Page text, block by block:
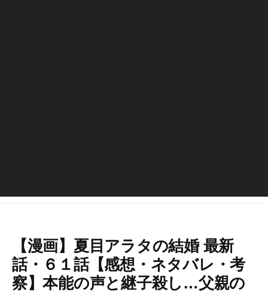
【漫画】夏目アラタの結婚 最新
話・６１話【感想・ネタバレ・考
察】本能の声と継子殺し…父親の